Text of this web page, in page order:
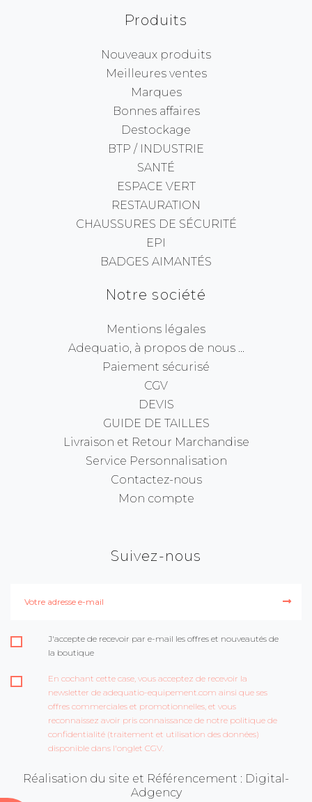
Produits
Nouveaux produits
Meilleures ventes
Marques
Bonnes affaires
Destockage
BTP / INDUSTRIE
SANTÉ
ESPACE VERT
RESTAURATION
CHAUSSURES DE SÉCURITÉ
EPI
BADGES AIMANTÉS
Notre société
Mentions légales
Adequatio, à propos de nous ...
Paiement sécurisé
CGV
DEVIS
GUIDE DE TAILLES
Livraison et Retour Marchandise
Service Personnalisation
Contactez-nous
Mon compte
Suivez-nous
J'accepte de recevoir par e-mail les offres et nouveautés de
la boutique
En cochant cette case, vous acceptez de recevoir la
newsletter de adequatio-equipement.com ainsi que ses
offres commerciales et promotionnelles, et vous
reconnaissez avoir pris connaissance de notre politique de
confidentialité (traitement et utilisation des données)
disponible dans l'onglet CGV.
Réalisation du site et Référencement : Digital-
Adgency